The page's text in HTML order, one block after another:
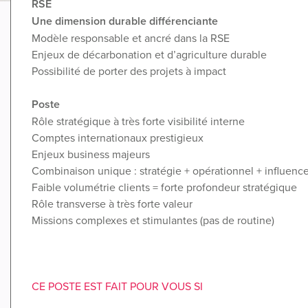
RSE
Une dimension durable différenciante
Modèle responsable et ancré dans la RSE
Enjeux de décarbonation et d’agriculture durable
Possibilité de porter des projets à impact
Poste
Rôle stratégique à très forte visibilité interne
Comptes internationaux prestigieux
Enjeux business majeurs
Combinaison unique : stratégie + opérationnel +
Faible volumétrie clients = forte profondeur stratégique
Rôle transverse à très forte valeur
Missions complexes et stimulantes (pas de routine)
CE POSTE EST FAIT POUR VOUS SI